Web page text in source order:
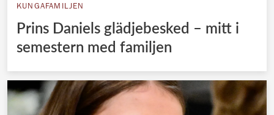
KUNGAFAMILJEN
Prins Daniels glädjebesked – mitt i
semestern med familjen